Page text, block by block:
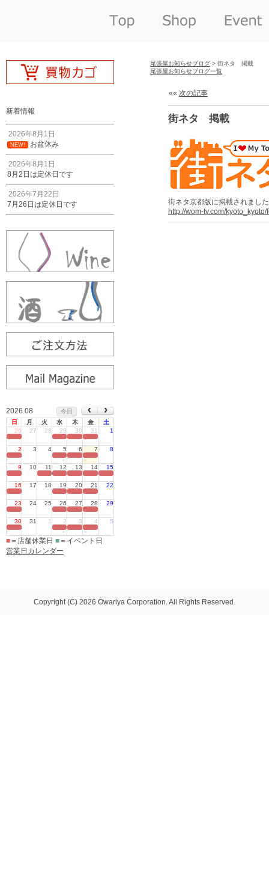
新着情報
2026年8月1日
NEW! お盆休み
2026年8月1日
8月2日は定休日です
2026年7月22日
7月26日は定休日です
2026.08
今日
日
月 火 水 木 金
土
26
27 28 29 30 31 1
2 3 4 5 6 7 8
9 10 11 12 13 14 15
16 17 18 19 20 21 22
23 24 25 26 27 28 29
30 31 1 2 3 4 5
■ ＝店舗休業日 ■ ＝イベント日
営業日カレンダー
尾張屋お知らせブログ > 街ネタ 掲載
尾張屋お知らせブログ一覧
«« 次の記事
街ネタ 掲載
街ネタ京都版に掲載されまし
http://wom-tv.com/
Copyright (C) 2026 Owariya Corporation. All Rights Reserved.